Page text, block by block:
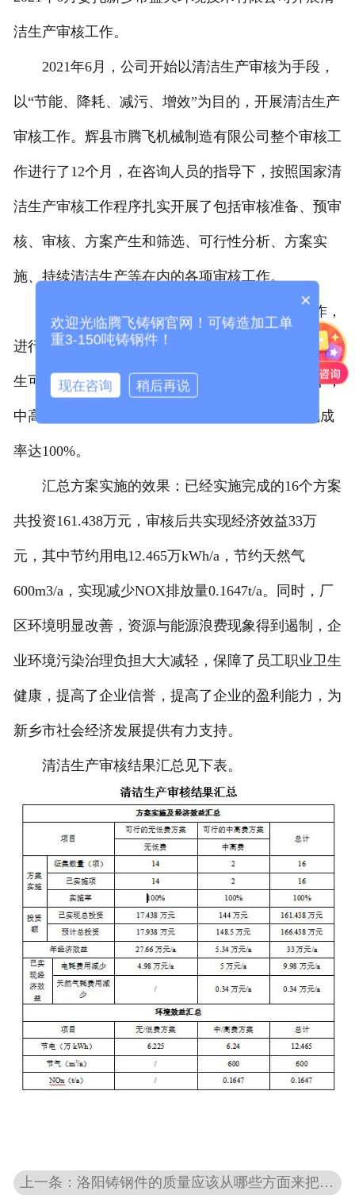
洁生产审核工作。
2021年6月，公司开始以清洁生产审核为手段，
以“节能、降耗、减污、增效”为目的，开展清洁生产
审核工作。辉县市腾飞机械制造有限公司整个审核工
作进行了12个月，在咨询人员的指导下，按照国家清
洁生产审核工作程序扎实开展了包括审核准备、预审
核、审核、方案产生和筛选、可行性分析、方案实
施、持续清洁生产等在内的各项审核工作。
经过本次清洁生产审核，企业做了大量的工作，
进行了设备改造，到本次清洁生产审核结束时，共产
生可行的清洁生产方案16个，其中无低费方案14个，
中高费方案2个，方案已经全部实施完成，实施完成
率达100%。
汇总方案实施的效果：已经实施完成的16个方案
共投资161.438万元，审核后共实现经济效益33万
元，其中节约用电12.465万kWh/a，节约天然气
600m3/a，实现减少NOX排放量0.1647t/a。同时，厂
区环境明显改善，资源与能源浪费现象得到遏制，企
业环境污染治理负担大大减轻，保障了员工职业卫生
健康，提高了企业信誉，提高了企业的盈利能力，为
新乡市社会经济发展提供有力支持。
清洁生产审核结果汇总见下表。
上一条：洛阳铸钢件的质量应该从哪些方面来把控？
×
欢迎光临腾飞铸钢官网！可铸造加工单
重3-150吨铸钢件！
现在咨询 稍后再说